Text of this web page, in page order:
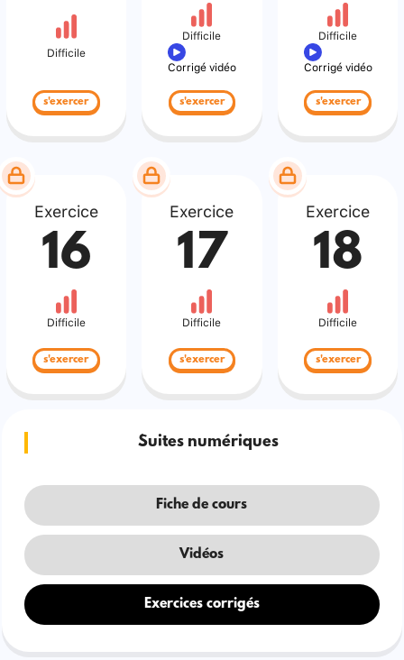
Difficile
s'exercer
Difficile
Corrigé vidéo
s'exercer
Difficile
Corrigé vidéo
s'exercer
Exercice
16
Difficile
s'exercer
Exercice
17
Difficile
s'exercer
Exercice
18
Difficile
s'exercer
Suites numériques
Fiche de cours
Vidéos
Exercices corrigés